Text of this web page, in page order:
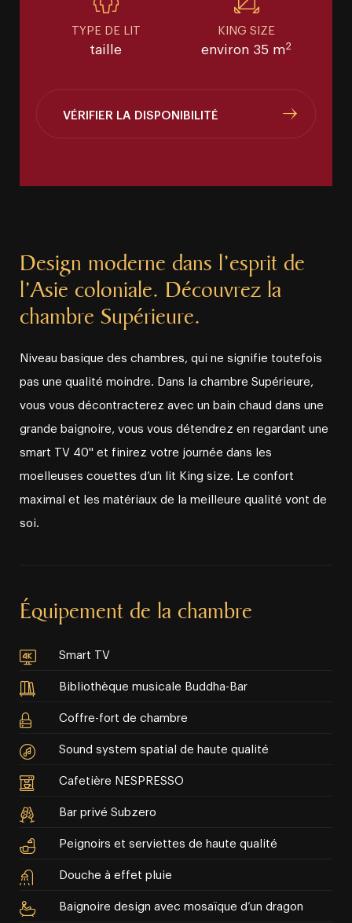
TYPE DE LIT
taille
KING SIZE
environ 35 m2
VÉRIFIER LA DISPONIBILITÉ
Design moderne dans l’esprit de
l’Asie coloniale. Découvrez la
chambre Supérieure.
Niveau basique des chambres, qui ne signifie toutefois
pas une qualité moindre. Dans la chambre Supérieure,
vous vous décontracterez avec un bain chaud dans une
grande baignoire, vous vous détendrez en regardant une
smart TV 40'' et finirez votre journée dans les
moelleuses couettes d’un lit King size. Le confort
maximal et les matériaux de la meilleure qualité vont de
soi.
Équipement de la chambre
Smart TV
Bibliothèque musicale Buddha-Bar
Coffre-fort de chambre
Sound system spatial de haute qualité
Cafetière NESPRESSO
Bar privé Subzero
Peignoirs et serviettes de haute qualité
Douche à effet pluie
Baignoire design avec mosaïque d’un dragon